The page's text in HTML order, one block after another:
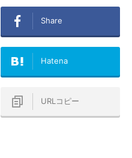
Share
Hatena
URLコピー